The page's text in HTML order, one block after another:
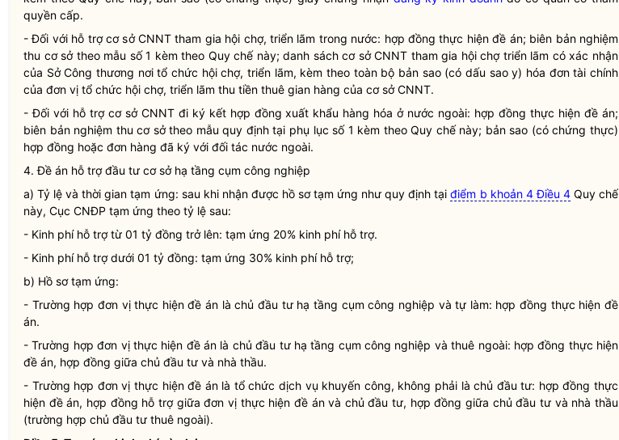
quyền cấp.
- Đối với hỗ trợ cơ sở CNNT tham gia hội chợ, triển lãm trong nước: hợp đồng thực hiện đề án; biên bản nghiệm
thu cơ sở theo mẫu số 1 kèm theo Quy chếnày; danh sách cơ sở CNNT tham gia hội chợ triển lãm có xác nhận
của Sở Công thương nơi tổ chức hội chợ, triển lãm, kèm theo toàn bộ bản sao (có dấu sao y) hóa đơn tài chính
của đơn vị tổ chức hội chợ, triển lãm thu tiền thuê gian hàng của cơ sở CNNT.
- Đối với hỗ trợ cơ sở CNNT đi ký kết hợp đồng xuất khẩu hàng hóa ở nước ngoài: hợp đồng thực hiện đề án;
biên bản nghiệm thu cơ sở theo mẫu quy định tại phụ lục số 1 kèm theoQuy chếnày; bản sao (có chứng thực)
hợp đồng hoặc đơn hàng đã ký với đối tác nước ngoài.
4. Đề án hỗ trợ đầu tư cơ sở hạ tầng cụm công nghiệp
a) Tỷ lệ và thời gian tạm ứng: sau khi nhận được hồ sơ tạm ứng như quy định tạiđiểm b khoản 4 Điều 4 Quy chế
này, Cục CNĐP tạm ứng theo tỷ lệ sau:
- Kinh phí hỗ trợ từ 01 tỷ đồng trở lên: tạm ứng 20% kinh phí hỗ trợ.
- Kinh phí hỗ trợ dưới 01 tỷ đồng: tạm ứng 30% kinh phí hỗ trợ;
b) Hồ sơ tạm ứng:
- Trường hợp đơn vị thực hiện đề án là chủ đầu tư hạ tầng cụm công nghiệp và tự làm: hợp đồng thực hiện đề
án.
- Trường hợpđơn vị thực hiện đề án là chủ đầu tư hạ tầng cụm công nghiệp và thuê ngoài: hợp đồng thực hiện
đề án, hợp đồng giữa chủ đầu tư và nhà thầu.
- Trường hợp đơn vị thực hiện đề ánlà tổ chức dịch vụ khuyến công, không phải là chủ đầu tư: hợp đồng thực
hiện đề án, hợp đồng hỗ trợ giữađơn vị thực hiện đề ánvà chủ đầu tư, hợp đồng giữa chủ đầu tư và nhà thầu
(trường hợp chủ đầu tư thuê ngoài).